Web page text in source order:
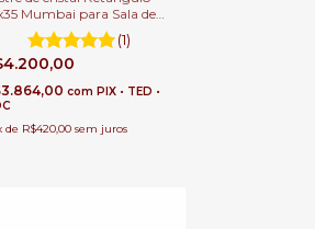
Mumbai para Sala de
(1)
com PIX • TED •
de R$420,00 sem juros